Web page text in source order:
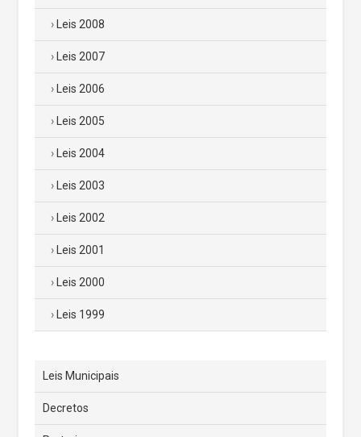
Leis 2008
Leis 2007
Leis 2006
Leis 2005
Leis 2004
Leis 2003
Leis 2002
Leis 2001
Leis 2000
Leis 1999
Leis Municipais
Decretos